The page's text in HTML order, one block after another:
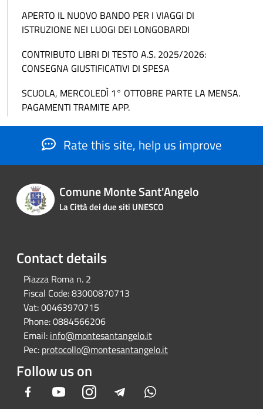
APERTO IL NUOVO BANDO PER I VIAGGI DI
ISTRUZIONE NEI LUOGI DEI LONGOBARDI
CONTRIBUTO LIBRI DI TESTO A.S. 2025/2026:
CONSEGNA GIUSTIFICATIVI DI SPESA
SCUOLA, MERCOLEDÌ 1° OTTOBRE PARTE LA MENSA.
PAGAMENTI TRAMITE APP.
Rate this site, help us improve
Comune Monte Sant'Angelo
La Città dei due siti UNESCO
Contact details
Piazza Roma n. 2
Fiscal Code:83000870713
Vat:00463970715
Phone:0884566206
Email: info@montesantangelo.it
Pec: protocollo@montesantangelo.it
Follow us on
Facebook YoutubeInstagram Telegram